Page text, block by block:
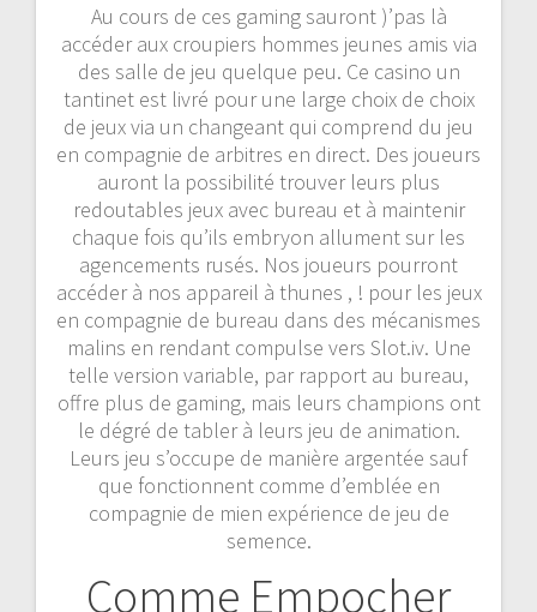
Au cours de ces gaming sauront )’pas là
accéder aux croupiers hommes jeunes amis via
des salle de jeu quelque peu. Ce casino un
tantinet est livré pour une large choix de choix
de jeux via un changeant qui comprend du jeu
en compagnie de arbitres en direct. Des joueurs
auront la possibilité trouver leurs plus
redoutables jeux avec bureau et à maintenir
chaque fois qu’ils embryon allument sur les
agencements rusés. Nos joueurs pourront
accéder à nos appareil à thunes , ! pour les jeux
en compagnie de bureau dans des mécanismes
malins en rendant compulse vers Slot.iv. Une
telle version variable, par rapport au bureau,
offre plus de gaming, mais leurs champions ont
le dégré de tabler à leurs jeu de animation.
Leurs jeu s’occupe de manière argentée sauf
que fonctionnent comme d’emblée en
compagnie de mien expérience de jeu de
semence.
Comme Empocher